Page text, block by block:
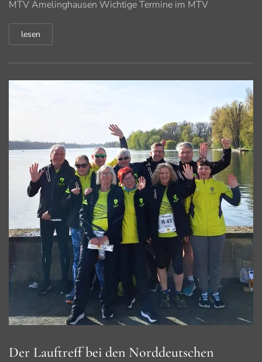
MTV Amelinghausen Wichtige Termine im MTV
lesen
Der Lauftreff bei den Norddeutschen